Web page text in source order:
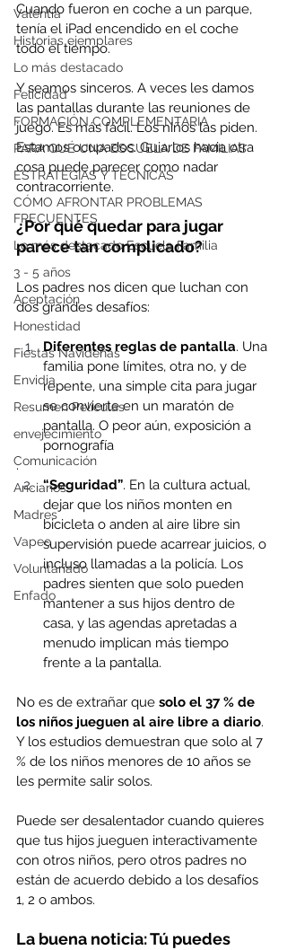
Valentía
Historias ejemplares
Lo más destacado
Felicidad
FORMACIÓN COMPLEMENTARIA
PARA QUÉ UNA ESCUELA DE FAMILIAS
ESTRATEGIAS Y TÉCNICAS
CÓMO AFRONTAR PROBLEMAS
FRECUENTES
Lo más destacado Escuela Familia
3 - 5 años
Aceptación
Honestidad
Fiestas Navideñas
Envidia
Resumen Peliculas
envejecimiento
Comunicación
Ancianos
Madres
Vapeo
Voluntariado
Enfado
Cuando fueron en coche a un parque,
tenía el iPad encendido en el coche
todo el tiempo.
Y seamos sinceros. A veces les damos
las pantallas durante las reuniones de
juego. Es más fácil. Los niños las piden.
Estamos ocupados. Guiarlos hacia otra
cosa puede parecer como nadar
contracorriente.
¿Por qué quedar para jugar
parece tan complicado?
Los padres nos dicen que luchan con
dos grandes desafíos:
Diferentes reglas de pantalla. Una
familia pone límites, otra no, y de
repente, una simple cita para jugar
se convierte en un maratón de
pantalla. O peor aún, exposición a
pornografía
.
“Seguridad”. En la cultura actual,
dejar que los niños monten en
bicicleta o anden al aire libre sin
supervisión puede acarrear juicios, o
incluso llamadas a la policía. Los
padres sienten que solo pueden
mantener a sus hijos dentro de
casa, y las agendas apretadas a
menudo implican más tiempo
frente a la pantalla.
No es de extrañar que solo el 37 % de
los niños jueguen al aire libre a diario.
Y los estudios demuestran que solo al 7
% de los niños menores de 10 años se
les permite salir solos.
Puede ser desalentador cuando quieres
que tus hijos jueguen interactivamente
con otros niños, pero otros padres no
están de acuerdo debido a los desafíos
1, 2 o ambos.
La buena noticia: Tú puedes